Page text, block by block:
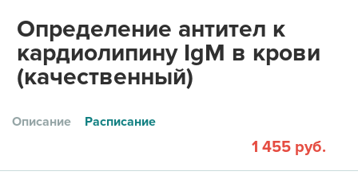
ПРАВОВАЯ ИНФОРМАЦИЯ
Определение антител к
кардиолипину IgМ в крови
(качественный)
Описание Расписание
1 455 руб.